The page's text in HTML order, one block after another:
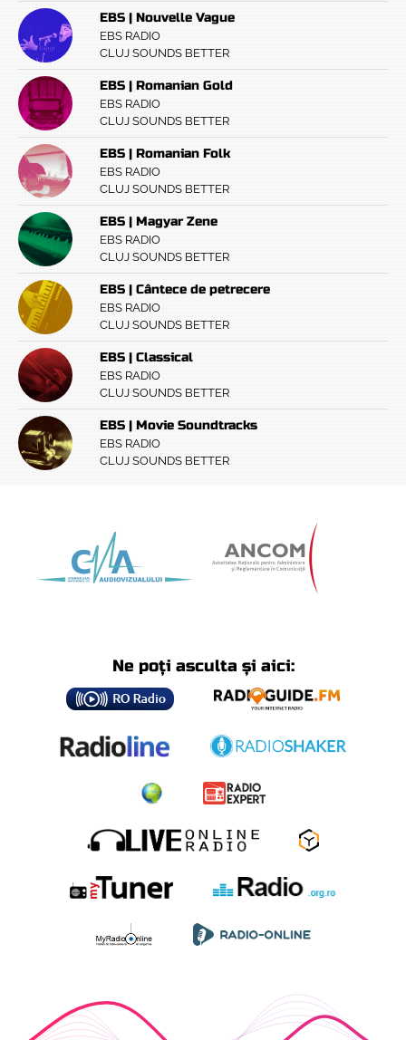
EBS | Nouvelle Vague
EBS RADIO
CLUJ SOUNDS BETTER
EBS | Romanian Gold
EBS RADIO
CLUJ SOUNDS BETTER
EBS | Romanian Folk
EBS RADIO
CLUJ SOUNDS BETTER
EBS | Magyar Zene
EBS RADIO
CLUJ SOUNDS BETTER
EBS | Cântece de petrecere
EBS RADIO
CLUJ SOUNDS BETTER
EBS | Classical
EBS RADIO
CLUJ SOUNDS BETTER
EBS | Movie Soundtracks
EBS RADIO
CLUJ SOUNDS BETTER
Ne poți asculta și aici: